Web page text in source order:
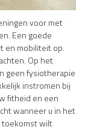
voor met
Een goede
en mobiliteit op.
Op het
geen fysiotherapie
instromen bij
fitheid en een
wanneer u in het
toekomst wilt